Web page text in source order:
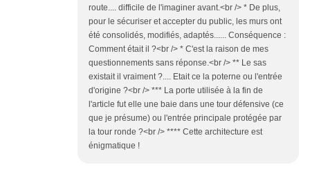
route.... difficile de l'imaginer avant.<br /> * De plus,
pour le sécuriser et accepter du public, les murs ont
été consolidés, modifiés, adaptés...... Conséquence :
Comment était il ?<br /> * C'est la raison de mes
questionnements sans réponse.<br /> ** Le sas
existait il vraiment ?.... Etait ce la poterne ou l'entrée
d'origine ?<br /> *** La porte utilisée à la fin de
l'article fut elle une baie dans une tour défensive (ce
que je présume) ou l'entrée principale protégée par
la tour ronde ?<br /> **** Cette architecture est
énigmatique !